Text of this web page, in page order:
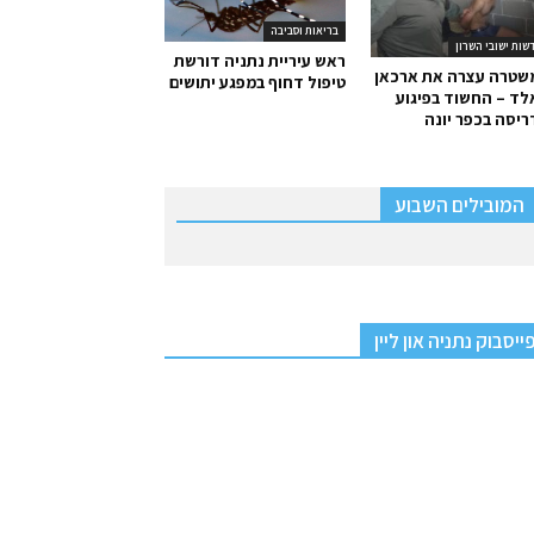
בריאות וסביבה
ראש עיריית נתניה דורשת
טיפול דחוף במפגע יתושים
ישובי השרון
עצרה את ארכאן
– החשוד בפיגוע
בכפר יונה
המובילים השבוע
פייסבוק נתניה און ליין